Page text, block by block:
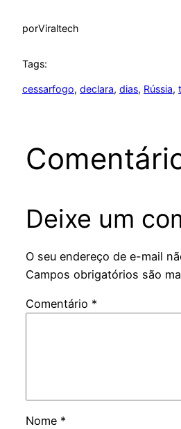
porViraltech
Tags:
cessarfogo, declara, dias, Rússia,
Deixe um
O seu endereço de e-mail
Campos obrigatórios são
Comentário *
Nome *